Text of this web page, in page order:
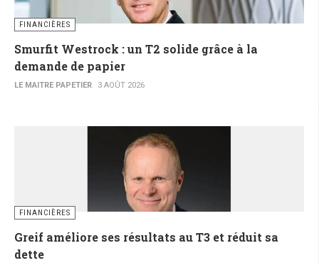
FINANCIÈRES
Smurfit Westrock : un T2 solide grâce à la
demande de papier
LE MAITRE PAPETIER 3 AOÛT 2026
FINANCIÈRES
Greif améliore ses résultats au T3 et réduit sa
dette